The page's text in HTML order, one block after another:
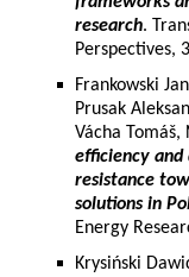
research.
Perspectives,
Frankowski
Prusak
Vácha Tomáš,
efficiency and
resistance
solutions in
Energy
Krysiński